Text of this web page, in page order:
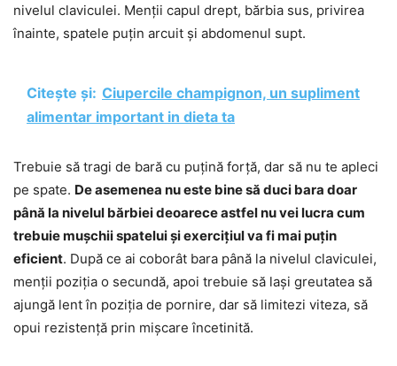
nivelul claviculei. Menții capul drept, bărbia sus, privirea
înainte, spatele puțin arcuit și abdomenul supt.
Citește și: Ciupercile champignon, un supliment
alimentar important in dieta ta
Trebuie să tragi de bară cu puțină forță, dar să nu te apleci
pe spate. De asemenea nu este bine să duci bara doar
până la nivelul bărbiei deoarece astfel nu vei lucra cum
trebuie mușchii spatelui și exercițiul va fi mai puțin
eficient. După ce ai coborât bara până la nivelul claviculei,
menții poziția o secundă, apoi trebuie să lași greutatea să
ajungă lent în poziția de pornire, dar să limitezi viteza, să
opui rezistență prin mișcare încetinită.